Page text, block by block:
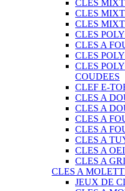
CLES
CLES
CLES
CLES
CLES A
CLES
CLES
COUDEES
CLEF E-
CLES A
CLES A
CLES A
CLES A
CLES A
CLES A
CLES A
CLES A
JEUX DE